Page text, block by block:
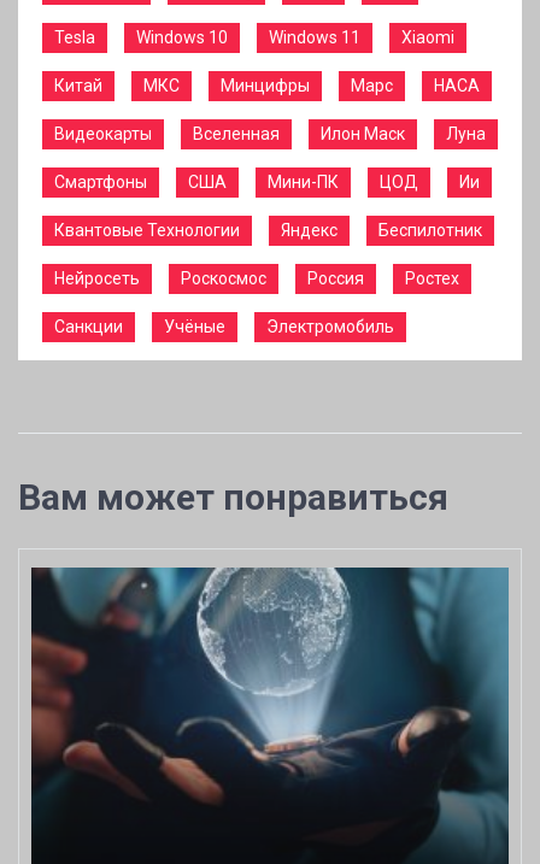
Tesla Windows 10 Windows 11 Xiaomi
Китай МКС Минцифры Марс НАСА
Видеокарты Вселенная Илон Маск Луна
Смартфоны США Мини-ПК ЦОД Ии
Квантовые Технологии Яндекс Беспилотник
Нейросеть Роскосмос Россия Ростех
Санкции Учёные Электромобиль
Вам может понравиться